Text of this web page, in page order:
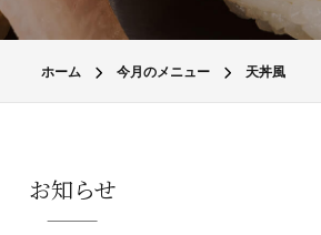
ホーム 今月のメニュー 天丼風
お知らせ